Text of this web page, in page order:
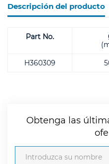
Descripción del producto
Part No.
H360309
Obtenga las